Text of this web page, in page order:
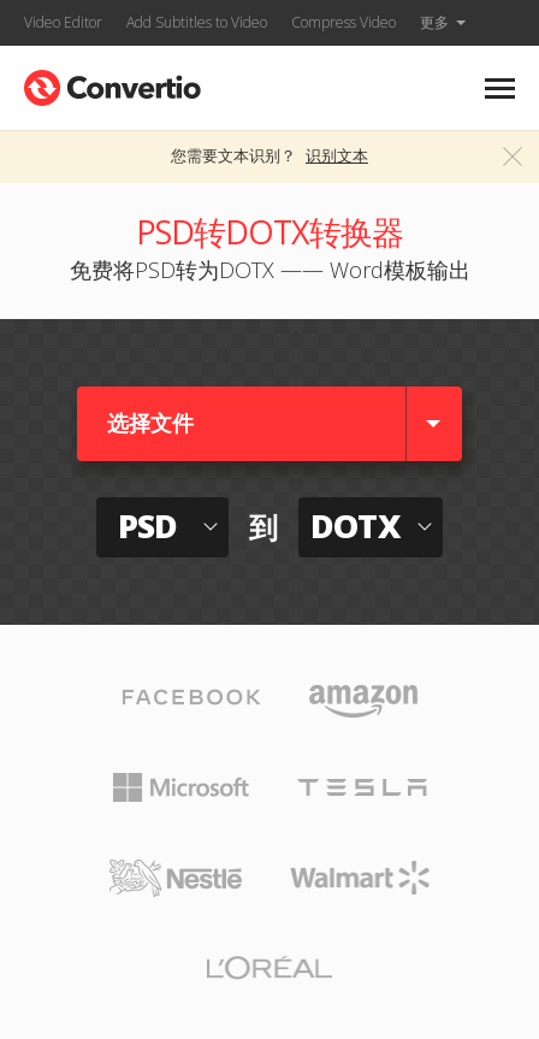
Video Editor Add Subtitles to Video Compress Video 更多
您需要文本识别？ 识别文本
PSD转DOTX转换器
免费将PSD转为DOTX —— Word模板输出
选择文件
PSD 到 DOTX